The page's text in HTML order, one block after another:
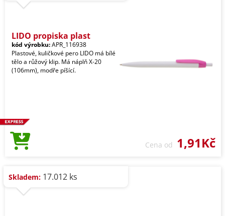
LIDO propiska plast
kód výrobku:APR_116938
Plastové, kuličkové pero LIDO má bílé
tělo a růžový klip. Má náplň X-20
(106mm), modře píšící.
Cena od 1,91Kč
Skladem: 17.012 ks